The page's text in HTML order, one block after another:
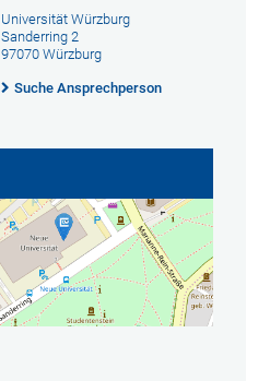
Universität Würzburg
Sanderring 2
97070 Würzburg
Suche Ansprechperson